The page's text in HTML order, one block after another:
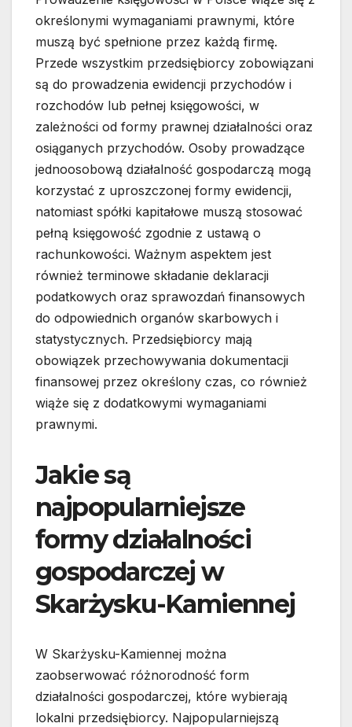
określonymi wymaganiami prawnymi, które
muszą być spełnione przez każdą firmę.
Przede wszystkim przedsiębiorcy zobowiązani
są do prowadzenia ewidencji przychodów i
rozchodów lub pełnej księgowości, w
zależności od formy prawnej działalności oraz
osiąganych przychodów. Osoby prowadzące
jednoosobową działalność gospodarczą mogą
korzystać z uproszczonej formy ewidencji,
natomiast spółki kapitałowe muszą stosować
pełną księgowość zgodnie z ustawą o
rachunkowości. Ważnym aspektem jest
również terminowe składanie deklaracji
podatkowych oraz sprawozdań finansowych
do odpowiednich organów skarbowych i
statystycznych. Przedsiębiorcy mają
obowiązek przechowywania dokumentacji
finansowej przez określony czas, co również
wiąże się z dodatkowymi wymaganiami
prawnymi.
Jakie są
najpopularniejsze
formy działalności
gospodarczej w
Skarżysku-Kamiennej
W Skarżysku-Kamiennej można
zaobserwować różnorodność form
działalności gospodarczej, które wybierają
lokalni przedsiębiorcy. Najpopularniejszą